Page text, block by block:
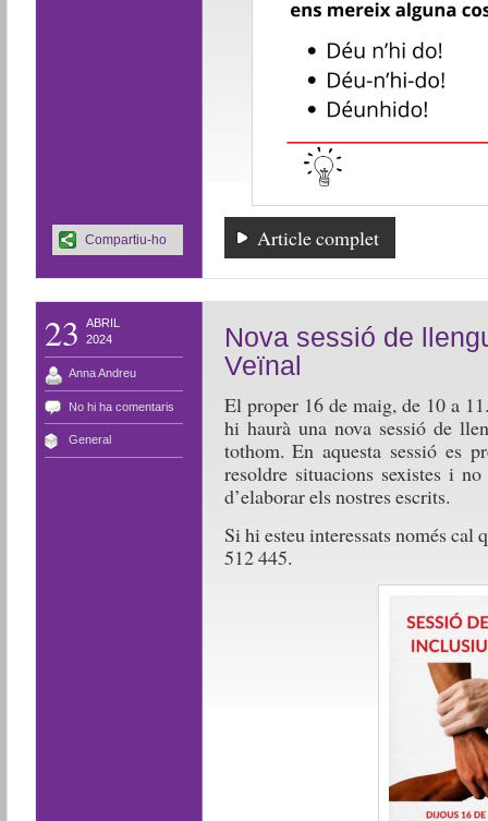
Article complet
Compartiu-ho
23
ABRIL
2024
Anna Andreu
No hi ha comentaris
General
Nova sessió de
Veïnal
El proper 16 de maig, de 10 a
hi haurà una nova sessió de
tothom. En aquesta sessió es
resoldre situacions sexistes i
d’elaborar els nostres escrits.
Si hi esteu interessats només cal
512 445.